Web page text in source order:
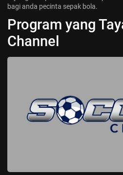
Jadwal ASEAN
July 22, 2026 3 Min
bagi anda pecinta sepak bola.
Program yang
Channel